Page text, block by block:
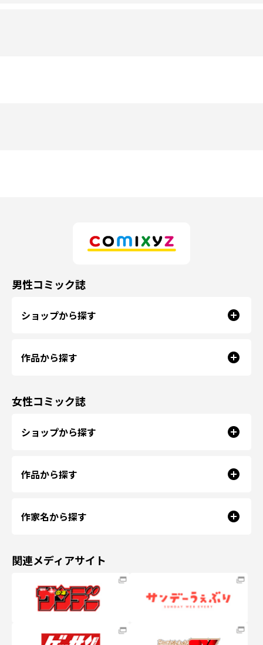
男性コミック誌
ショップから探す
作品から探す
女性コミック誌
ショップから探す
作品から探す
作家名から探す
関連メディアサイト